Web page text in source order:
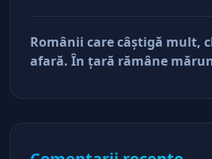
Românii care câştigă mult,
afară. În ţară rămâne